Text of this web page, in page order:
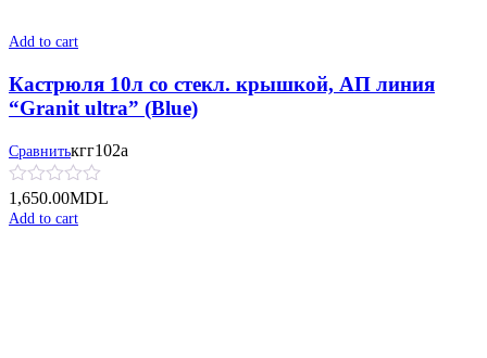
Add to cart
Кастрюля 10л со стекл. крышкой, АП линия
“Granit ultra” (Blue)
Сравнитькгг102а
1,650.00MDL
Add to cart